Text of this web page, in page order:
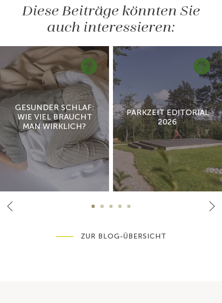
Diese Beiträge könnten Sie
auch interessieren:
GESUNDER SCHLAF:
WIE VIEL BRAUCHT
MAN WIRKLICH?
PARKZEIT EDITORIAL
2026
ZUR BLOG-ÜBERSICHT